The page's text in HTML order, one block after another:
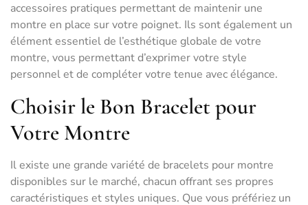
accessoires pratiques permettant de maintenir une
montre en place sur votre poignet. Ils sont également un
élément essentiel de l’esthétique globale de votre
montre, vous permettant d’exprimer votre style
personnel et de compléter votre tenue avec élégance.
Choisir le Bon Bracelet pour
Votre Montre
Il existe une grande variété de bracelets pour montre
disponibles sur le marché, chacun offrant ses propres
caractéristiques et styles uniques. Que vous préfériez un